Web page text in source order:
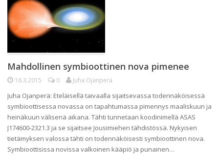
Mahdollinen symbioottinen nova pimenee
16.3.2015 0 Juha Ojanperä
Juha Ojanperä: Eteläisellä taivaalla sijaitsevassa todennäköisessä
symbioottisessa novassa on tapahtumassa pimennys maaliskuun ja
heinäkuun välisenä aikana. Tähti tunnetaan koodinimellä ASAS
J174600-2321.3 ja se sijaitsee Jousimiehen tähdistössä. Nykyisen
tietämyksen valossa tähti on todennäköisesti symbioottinen nova.
Symbioottisissa novissa valkoinen kääpiö ja punainen…